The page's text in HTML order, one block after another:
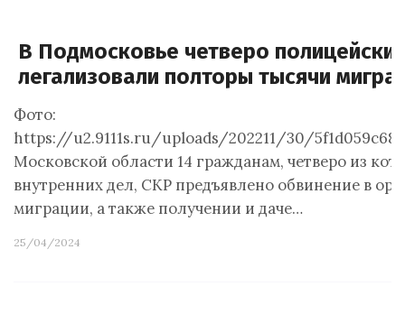
В Подмосковье четверо
легализовали полторы тысячи
Фото:
https://u2.9111s.ru/uploads/202211/30/
Московской области 14 гражданам, четверо из
внутренних дел, СКР предъявлено обвинение в
миграции, а также получении и даче…
25/04/2024